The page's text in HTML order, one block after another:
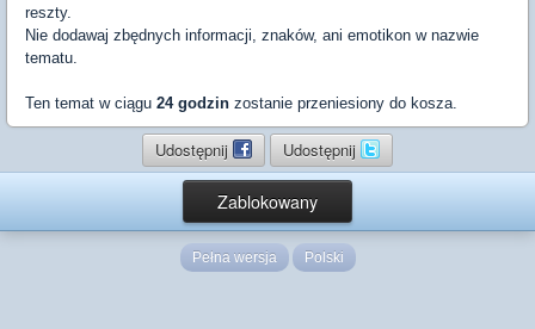
reszty.
Nie dodawaj zbędnych informacji, znaków, ani emotikon w nazwie
tematu.
Ten temat w ciągu 24 godzin zostanie przeniesiony do kosza.
Udostępnij Udostępnij
Zablokowany
Pełna wersja Polski